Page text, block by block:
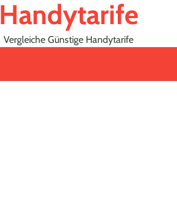
Handytarife
Vergleiche Günstige Handytarife